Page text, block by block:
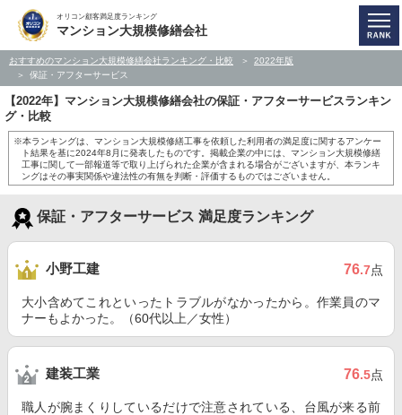
オリコン顧客満足度ランキング
マンション大規模修繕会社
おすすめのマンション大規模修繕会社ランキング・比較
2022年版
保証・アフターサービス
【2022年】マンション大規模修繕会社の保証・アフターサービスランキン
グ・比較
※本ランキングは、マンション大規模修繕工事を依頼した利用者の満足度に関するアンケー
ト結果を基に2024年8月に発表したものです。掲載企業の中には、マンション大規模修繕
工事に関して一部報道等で取り上げられた企業が含まれる場合がございますが、本ランキ
ングはその事実関係や違法性の有無を判断・評価するものではございません。
保証・アフターサービス 満足度ランキング
小野工建 76.7点
大小含めてこれといったトラブルがなかったから。作業員のマ
ナーもよかった。（60代以上／女性）
建装工業 76.5点
職人が腕まくりしているだけで注意されている、台風が来る前